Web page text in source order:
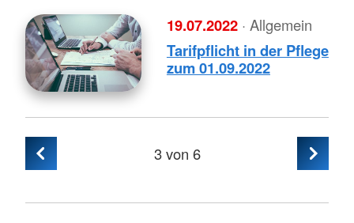
19.07.2022 · Allgemein
Tarifpflicht in der Pflege
zum 01.09.2022
3von 6